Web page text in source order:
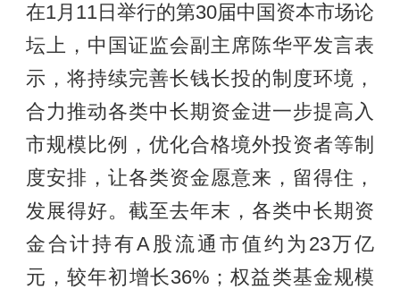
在1月11日举行的第30届中国资本市场论
坛上，中国证监会副主席陈华平发言表
示，将持续完善长钱长投的制度环境，
合力推动各类中长期资金进一步提高入
市规模比例，优化合格境外投资者等制
度安排，让各类资金愿意来，留得住，
发展得好。截至去年末，各类中长期资
金合计持有A股流通市值约为23万亿
元，较年初增长36%；权益类基金规模